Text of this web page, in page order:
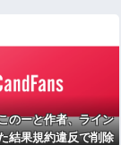
のーと作者、ライン
結果規約違反で削除